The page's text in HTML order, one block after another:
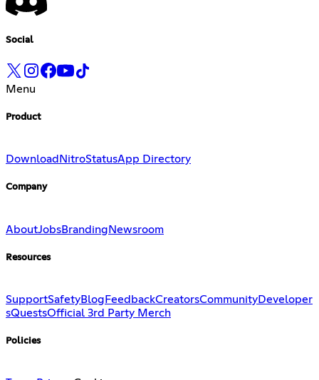
Social
Menu
Product
Download NitroStatusApp Directory
Company
AboutJobsBrandingNewsroom
Resources
SupportSafetyBlog FeedbackCreatorsCommunityDeveloper
sQuestsOfficial 3rd Party Merch
Policies